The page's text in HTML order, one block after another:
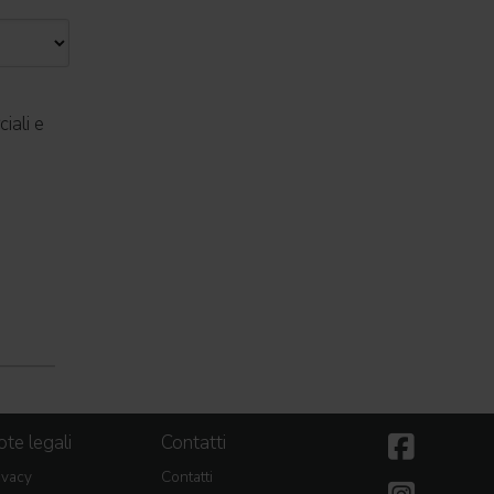
e
legali Contatti
Contatti